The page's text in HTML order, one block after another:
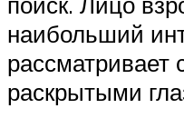
наибольший
рассматривает
раскрытыми